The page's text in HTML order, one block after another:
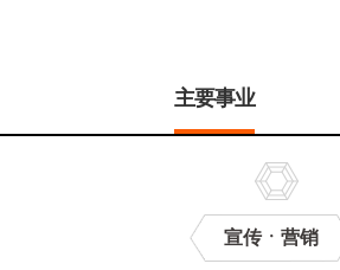
메
主要事业
宣传ㆍ营销